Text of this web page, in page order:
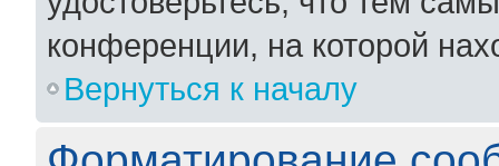
конференции, на которой
Вернуться к началу